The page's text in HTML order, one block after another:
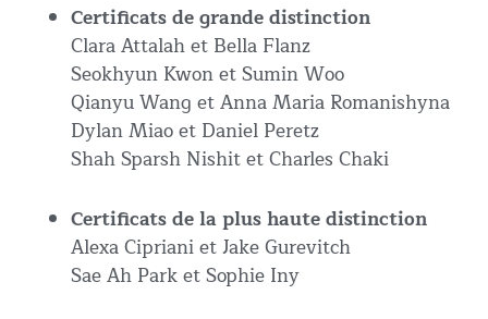
Certificats de grande distinction
Clara Attalah et Bella Flanz
Seokhyun Kwon et Sumin Woo
Qianyu Wang et Anna Maria Romanishyna
Dylan Miao et Daniel Peretz
Shah Sparsh Nishit et Charles Chaki
Certificats de la plus haute distinction
Alexa Cipriani et Jake Gurevitch
Sae Ah Park et Sophie Iny